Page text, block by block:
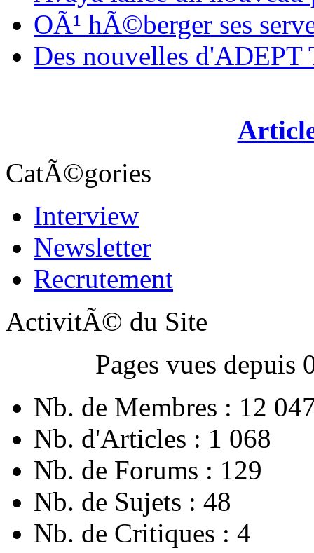
OÃ¹ hÃ©berger ses
Des nouvelles
CatÃ©gories
Interview
Newsletter
Recrutement
ActivitÃ© du Site
Pages vues
Nb. de Membres : 12
Nb. d'Articles : 1 068
Nb. de Forums : 129
Nb. de Sujets : 48
Nb. de Critiques : 4